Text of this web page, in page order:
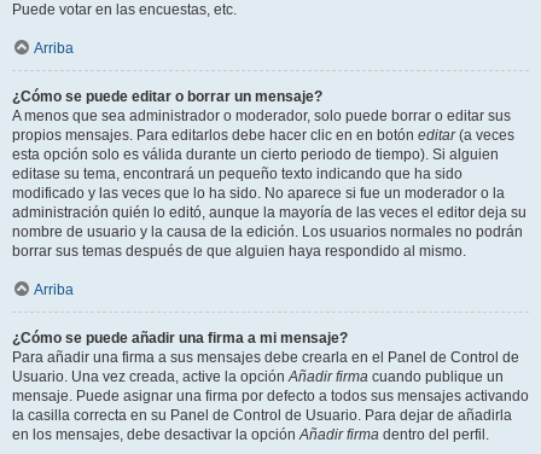
Puede votar en las encuestas, etc.
Arriba
¿Cómo se puede editar o borrar un mensaje?
A menos que sea administrador o moderador, solo puede borrar o editar sus
propios mensajes. Para editarlos debe hacer clic en en botón editar(a veces
esta opción solo es válida durante un cierto periodo de tiempo). Si alguien
editase su tema, encontrará un pequeño texto indicando que ha sido
modificado y las veces que lo ha sido. No aparece si fue un moderador o la
administración quién lo editó, aunque la mayoría de las veces el editor deja su
nombre de usuario y la causa de la edición. Los usuarios normales no podrán
borrar sus temas después de que alguien haya respondido al mismo.
Arriba
¿Cómo se puede añadir una firma a mi mensaje?
Para añadir una firma a sus mensajes debe crearla en el Panel de Control de
Usuario. Una vez creada, active la opciónAñadir firma cuando publique un
mensaje. Puede asignar una firma por defecto a todos sus mensajes activando
la casilla correcta en su Panel de Control de Usuario. Para dejar de añadirla
en los mensajes, debe desactivar la opciónAñadir firma dentro del perfil.